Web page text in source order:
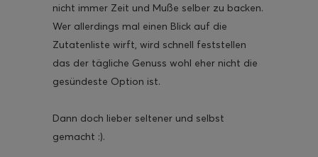
Eis am Stil
nicht immer Zeit und Muße selber zu backen.
Wer allerdings mal einen Blick auf die
Zutatenliste wirft, wird schnell feststellen
das der tägliche Genuss wohl eher nicht die
gesündeste Option ist.
Dann doch lieber seltener und selbst
gemacht :).